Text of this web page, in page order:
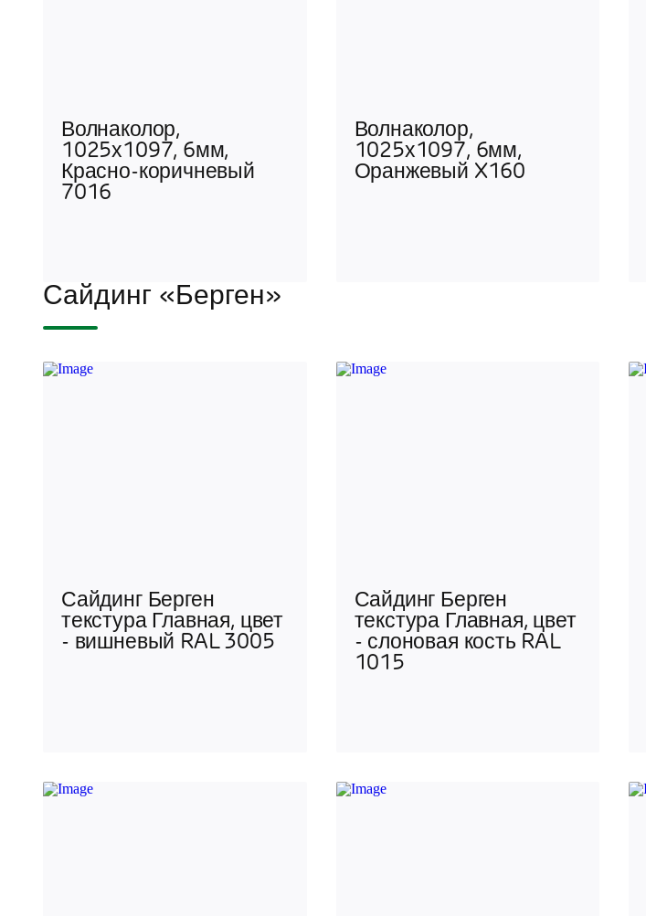
Волнаколор,
1025х1097, 6мм,
Красно-коричневый
7016
Волнаколор,
1025х1097, 6мм,
Оранжевый X160
Сайдинг «Берген»
Сайдинг Берген
текстура Главная, цвет
- вишневый RAL 3005
Сайдинг Берген
текстура Главная, цвет
- слоновая кость RAL
1015